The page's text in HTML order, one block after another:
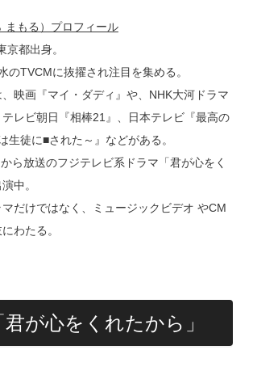
まもる）プロフィール
都出身。
のTVCMに抜擢され注目を集める。
映画『マイ・ダディ』や、NHK大河ドラマ
テレビ朝日『相棒21』、日本テレビ『最高の
生徒に■された～』などがある。
ら放送のフジテレビ系ドラマ「君が心をく
中。
だけではなく、ミュージックビデオ やCM
わたる。
君が心をくれたから」